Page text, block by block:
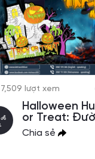
7,509 lượt xem
Halloween
or Treat:
Chia sẻ